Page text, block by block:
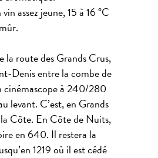
assez jeune, 15 à 16 °C
la route des Grands Crus,
Denis entre la combe de
cinémascope à 240/280
levant. C’est, en Grands
Côte. En Côte de Nuits,
en 640. Il restera la
1219 où il est cédé